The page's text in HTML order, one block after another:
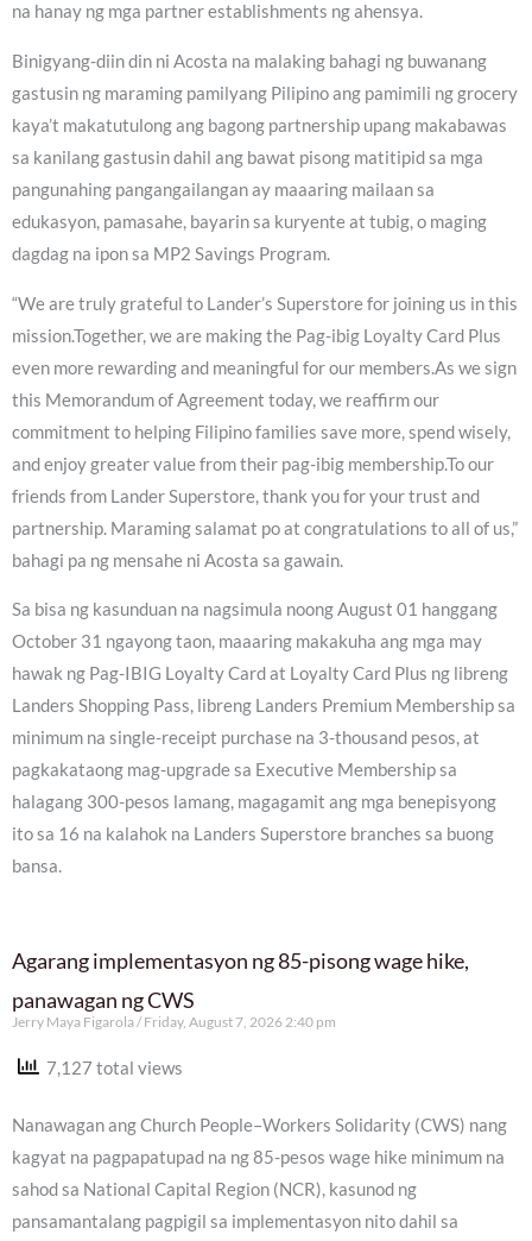
na hanay ng mga partner establishments ng ahensya.
Binigyang-diin din ni Acosta na malaking bahagi ng buwanang
gastusin ng maraming pamilyang Pilipino ang pamimili ng grocery
kaya’t makatutulong ang bagong partnership upang makabawas
sa kanilang gastusin dahil ang bawat pisong matitipid sa mga
pangunahing pangangailangan ay maaaring mailaan sa
edukasyon, pamasahe, bayarin sa kuryente at tubig, o maging
dagdag na ipon sa MP2 Savings Program.
“We are truly grateful to Lander’s Superstore for joining us in this
mission.Together, we are making the Pag-ibig Loyalty Card Plus
even more rewarding and meaningful for our members.As we sign
this Memorandum of Agreement today, we reaffirm our
commitment to helping Filipino families save more, spend wisely,
and enjoy greater value from their pag-ibig membership.To our
friends from Lander Superstore, thank you for your trust and
partnership. Maraming salamat po at congratulations to all of us,”
bahagi pa ng mensahe ni Acosta sa gawain.
Sa bisa ng kasunduan na nagsimula noong August 01 hanggang
October 31 ngayong taon, maaaring makakuha ang mga may
hawak ng Pag-IBIG Loyalty Card at Loyalty Card Plus ng libreng
Landers Shopping Pass, libreng Landers Premium Membership sa
minimum na single-receipt purchase na 3-thousand pesos, at
pagkakataong mag-upgrade sa Executive Membership sa
halagang 300-pesos lamang, magagamit ang mga benepisyong
ito sa 16 na kalahok na Landers Superstore branches sa buong
bansa.
Agarang implementasyon ng 85-pisong wage hike,
panawagan ng CWS
Jerry Maya Figarola Friday, August 7, 2026 2:40 pm
7,127 total views
Nanawagan ang Church People–Workers Solidarity (CWS) nang
kagyat na pagpapatupad na ng 85-pesos wage hike minimum na
sahod sa National Capital Region (NCR), kasunod ng
pansamantalang pagpigil sa implementasyon nito dahil sa